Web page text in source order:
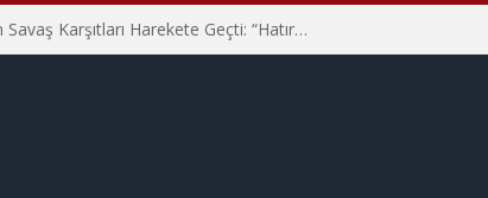
Hiroşima’nın 81. Yılında İtalyan Savaş Karşıtları Harekete Geçti: “Hatırlamak yeterli değil”